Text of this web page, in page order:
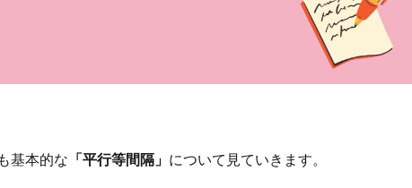
基本的な 「平行等間隔」 について見ていきます。